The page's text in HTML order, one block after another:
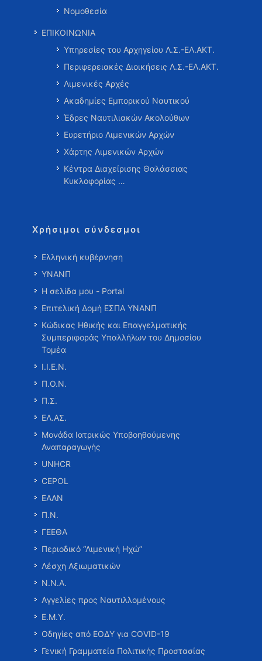
Νομοθεσία
ΕΠΙΚΟΙΝΩΝΙΑ
Υπηρεσίες του Αρχηγείου Λ.Σ.-ΕΛ.ΑΚΤ.
Περιφερειακές Διοικήσεις Λ.Σ.-ΕΛ.ΑΚΤ.
Λιμενικές Αρχές
Ακαδημίες Εμπορικού Ναυτικού
Έδρες Ναυτιλιακών Ακολούθων
Ευρετήριο Λιμενικών Αρχών
Χάρτης Λιμενικών Αρχών
Κέντρα Διαχείρισης Θαλάσσιας
Κυκλοφορίας …
Χρήσιμοι σύνδεσμοι
Ελληνική κυβέρνηση
ΥΝΑΝΠ
Η σελίδα μου - Portal
Επιτελική Δομή ΕΣΠΑ ΥΝΑΝΠ
Κώδικας Ηθικής και Επαγγελματικής
Συμπεριφοράς Υπαλλήλων του Δημοσίου
Τομέα
Ι.Ι.Ε.Ν.
Π.Ο.Ν.
Π.Σ.
ΕΛ.ΑΣ.
Μονάδα Ιατρικώς Υποβοηθούμενης
Αναπαραγωγής
UNHCR
CEPOL
ΕΑΑΝ
Π.Ν.
ΓΕΕΘΑ
Περιοδικό “Λιμενική Ηχώ”
Λέσχη Αξιωματικών
Ν.Ν.Α.
Αγγελίες προς Ναυτιλλομένους
Ε.Μ.Υ.
Οδηγίες από ΕΟΔΥ για COVID-19
Γενική Γραμματεία Πολιτικής Προστασίας